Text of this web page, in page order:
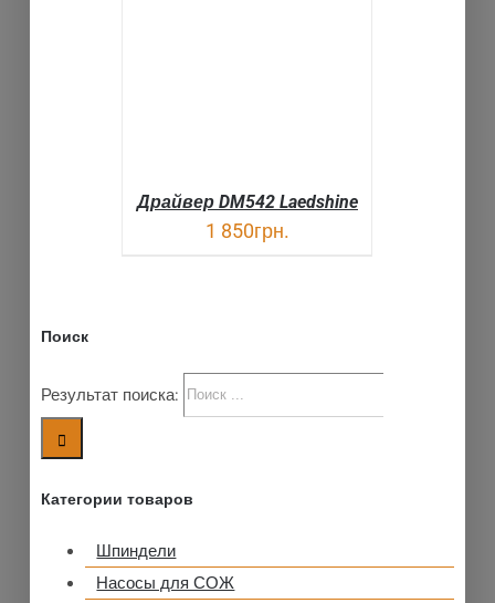
Драйвер DM542 Laedshine
1 850грн.
Поиск
Результат поиска:
Категории товаров
Шпиндели
Насосы для СОЖ